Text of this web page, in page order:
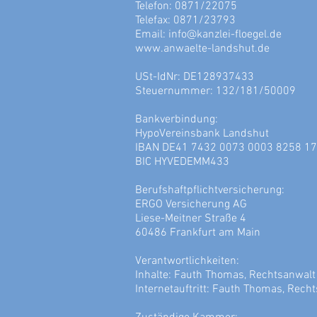
Telefon: 0871/22075
Telefax: 0871/23793
Email: info@kanzlei-floegel.de
www.anwaelte-landshut.de
USt-IdNr: DE128937433
Steuernummer: 132/181/50009
Bankverbindung:
HypoVereinsbank Landshut
IBAN DE41 7432 0073 0003 8258 17
BIC HYVEDEMM433
Berufshaftpflichtversicherung:
ERGO Versicherung AG
Liese-Meitner Straße 4
60486 Frankfurt am Main
Verantwortlichkeiten:
Inhalte: Fauth Thomas, Rechtsanwalt
Internetauftritt: Fauth Thomas,